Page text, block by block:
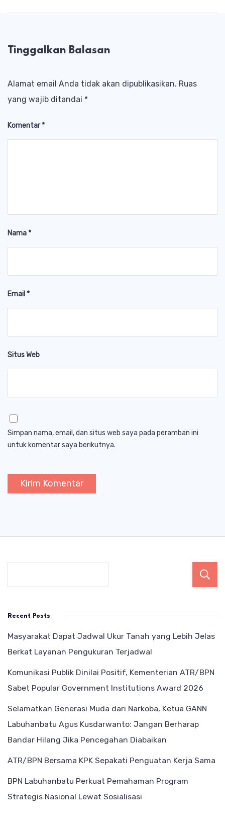
Tinggalkan Balasan
Alamat email Anda tidak akan dipublikasikan. Ruas
yang wajib ditandai *
Komentar*
Nama*
Email *
Situs Web
Simpan nama, email, dan situs web saya pada peramban ini
untuk komentar saya berikutnya.
Recent Posts
Masyarakat Dapat Jadwal Ukur Tanah yang Lebih Jelas
Berkat Layanan Pengukuran Terjadwal
Komunikasi Publik Dinilai Positif, Kementerian ATR/BPN
Sabet Popular Government Institutions Award 2026
Selamatkan Generasi Muda dari Narkoba, Ketua GANN
Labuhanbatu Agus Kusdarwanto: Jangan Berharap
Bandar Hilang Jika Pencegahan Diabaikan
ATR/BPN Bersama KPK Sepakati Penguatan Kerja Sama
BPN Labuhanbatu Perkuat Pemahaman Program
Strategis Nasional Lewat Sosialisasi